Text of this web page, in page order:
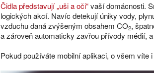
Čidla představují „uši a oči“vaší domácnosti.
logických akcí. Navíc detekují úniky vody,
vzduchu daná zvýšeným obsahem CO2,
a zároveň automaticky zavřou přívody médií,
Pokud používáte mobilní aplikaci, o všem víte